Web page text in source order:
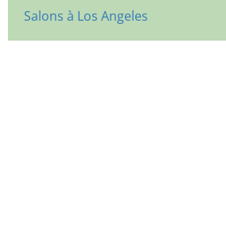
Salons à Los Angeles